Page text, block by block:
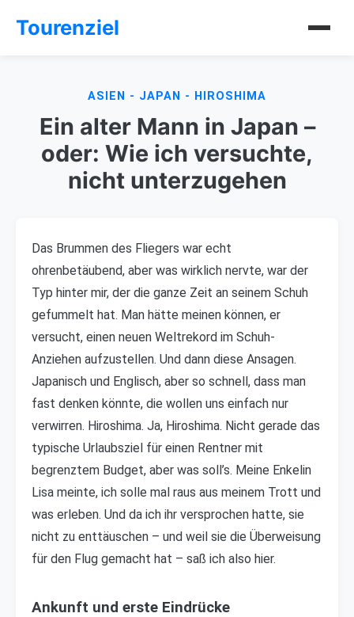
Tourenziel
ASIEN - JAPAN - HIROSHIMA
Ein alter Mann in Japan –
oder: Wie ich versuchte,
nicht unterzugehen
Das Brummen des Fliegers war echt
ohrenbetäubend, aber was wirklich nervte, war der
Typ hinter mir, der die ganze Zeit an seinem Schuh
gefummelt hat. Man hätte meinen können, er
versucht, einen neuen Weltrekord im Schuh-
Anziehen aufzustellen. Und dann diese Ansagen.
Japanisch und Englisch, aber so schnell, dass man
fast denken könnte, die wollen uns einfach nur
verwirren. Hiroshima. Ja, Hiroshima. Nicht gerade das
typische Urlaubsziel für einen Rentner mit
begrenztem Budget, aber was soll’s. Meine Enkelin
Lisa meinte, ich solle mal raus aus meinem Trott und
was erleben. Und da ich ihr versprochen hatte, sie
nicht zu enttäuschen – und weil sie die Überweisung
für den Flug gemacht hat – saß ich also hier.
Ankunft und erste Eindrücke